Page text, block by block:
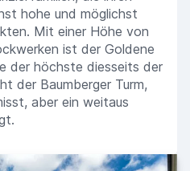
hohe und möglichst
Mit einer Höhe von
ist der Goldene
der höchste diesseits der
der Baumberger Turm,
aber ein weitaus